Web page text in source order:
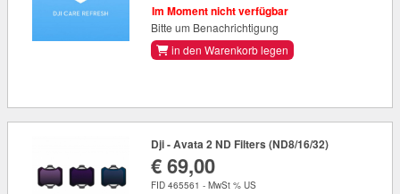
Im Moment nicht verfügbar
Bitte um Benachrichtigung
in den Warenkorb legen
Dji - Avata 2 ND Filters (ND8/16/32)
€ 69,00
FID 465561 - MwSt % US